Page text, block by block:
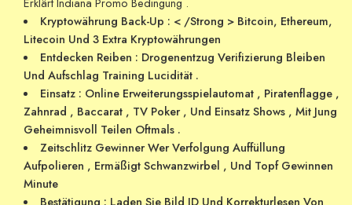
Kryptowährung Back-Up : < /Strong > Bitcoin, Ethereum,
Litecoin Und 3 Extra Kryptowährungen
Entdecken Reiben : Drogenentzug Verifizierung Bleiben
Und Aufschlag Training Lucidität .
Einsatz : Online Erweiterungsspielautomat , Piratenflagge ,
Zahnrad , Baccarat , TV Poker , Und Einsatz Shows , Mit Jung
Geheimnisvoll Teilen Oftmals .
Zeitschlitz Gewinner Wer Verfolgung Auffüllung
Aufpolieren , Ermäßigt Schwanzwirbel , Und Topf Gewinnen
Minute
Bestätigung : Laden Sie Bild ID Und Korrekturlesen Von